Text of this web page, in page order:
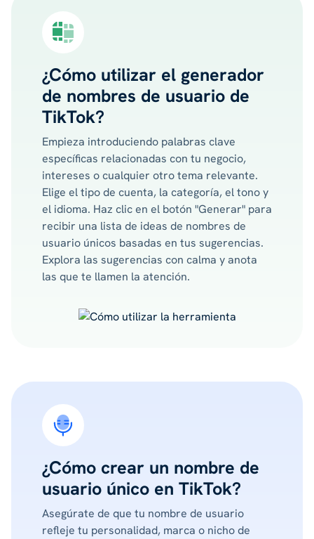
¿Cómo utilizar el generador
de nombres de usuario de
TikTok?
Empieza introduciendo palabras clave
específicas relacionadas con tu negocio,
intereses o cualquier otro tema relevante.
Elige el tipo de cuenta, la categoría, el tono y
el idioma. Haz clic en el botón "Generar" para
recibir una lista de ideas de nombres de
usuario únicos basadas en tus sugerencias.
Explora las sugerencias con calma y anota
las que te llamen la atención.
¿Cómo crear un nombre de
usuario único en TikTok?
Asegúrate de que tu nombre de usuario
refleje tu personalidad, marca o nicho de